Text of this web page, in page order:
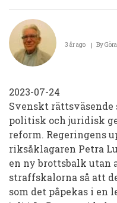
Brott
och
straff
domen
är
också
upprättelsen
3 år ago By
2023-07-24
Svenskt
politisk och juridisk
reform. Regeringens
riksåklagaren Petra
en ny brottsbalk
straffskalorna så att
som det påpekas i en